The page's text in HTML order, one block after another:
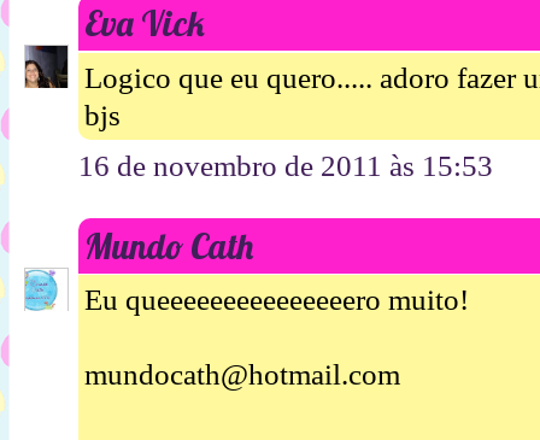
Eva Vick
Logico que eu quero..... adoro fazer
bjs
16 de novembro de 2011 às 15:53
Mundo Cath
Eu queeeeeeeeeeeeeeero muito!
mundocath@hotmail.com